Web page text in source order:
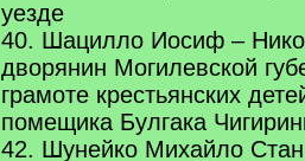
уезде
40. Шацилло Иосиф –
дворянин Могилевской
грамоте крестьянских
помещика Булгака
42. Шунейко Михайло